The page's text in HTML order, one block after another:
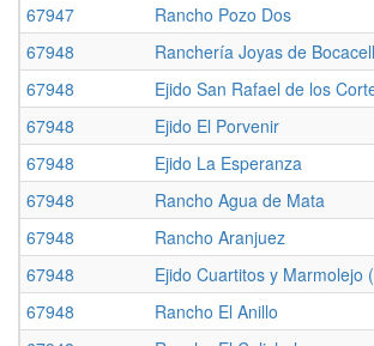
67947
Rancho Pozo Dos
67948
Ranchería Joyas de
67948
Ejido San Rafael de los
67948
Ejido El Porvenir
67948
Ejido La Esperanza
67948
Rancho Agua de Mata
67948
Rancho Aranjuez
67948
Ejido Cuartitos y Marmolejo
67948
Rancho El Anillo